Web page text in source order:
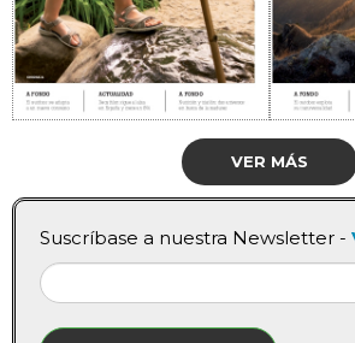
VER MÁS
Suscríbase a nuestra Newsletter -